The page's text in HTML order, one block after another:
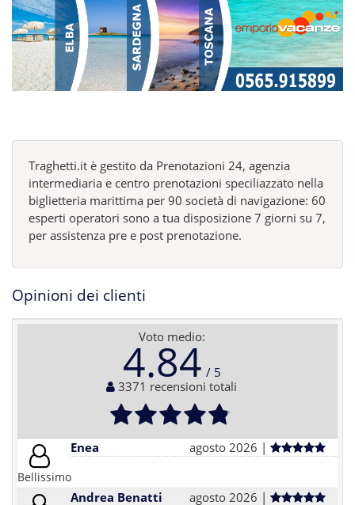
Traghetti.it è gestito da Prenotazioni 24, agenzia
intermediaria e centro prenotazioni speciliazzato nella
biglietteria marittima per 90 società di navigazione: 60
esperti operatori sono a tua disposizione 7 giorni su 7,
per assistenza pre e post prenotazione.
Opinioni dei clienti
Voto medio:
4.84
3371 recensioni totali
Enea agosto 2026 |
Bellissimo
Andrea Benatti agosto 2026 |